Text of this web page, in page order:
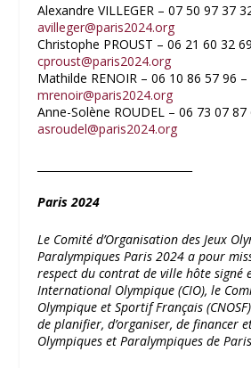
Alexandre VILLEGER – 07 50 97 37
avilleger@paris2024.org
Christophe PROUST – 06 21 60 32
cproust@paris2024.org
Mathilde RENOIR – 06 10 86 57 96 –
mrenoir@paris2024.org
Anne-Solène ROUDEL – 06 73 07 87
asroudel@paris2024.org
Paris 2024
Le Comité d’Organisation des Jeux
Paralympiques Paris 2024 a pour
respect du contrat de ville hôte signé
International Olympique (CIO), le
Olympique et Sportif Français
de planifier, d’organiser, de financer
Olympiques et Paralympiques de